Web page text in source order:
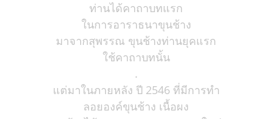
ท่านได้คาถาบทแรก
ในการอาราธนาขุนช้าง
มาจากสุพรรณ ขุนช้างท่านยุคแรก
ใช้คาถาบทนั้น
.
แต่มาในภายหลัง ปี 2546 ที่มีการทำ
ลอยองค์ขุนช้าง เนื้อผง